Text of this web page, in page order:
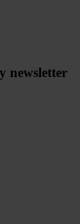
newsletter